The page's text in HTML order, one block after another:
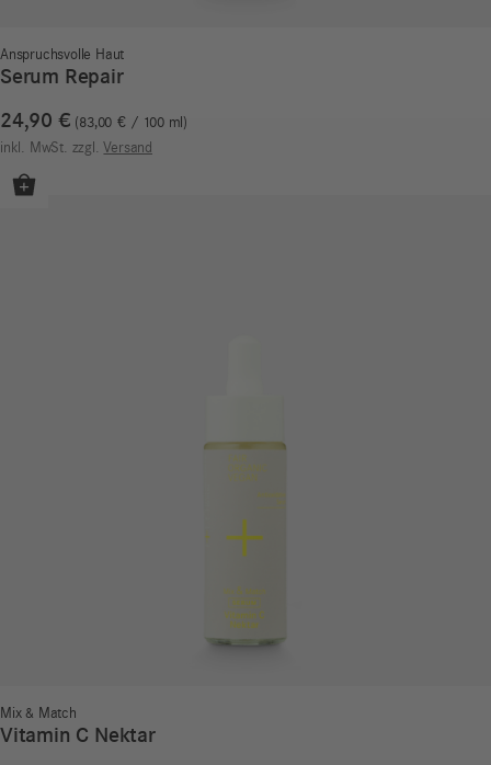
Anspruchsvolle Haut
Serum Repair
24,90 € 83,00€/ 100 ml
inkl. MwSt. zzgl. Versand
Mix & Match
Vitamin C Nektar